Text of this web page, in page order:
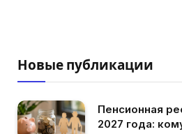
Новые публикации
Пенсионная
2027 года: